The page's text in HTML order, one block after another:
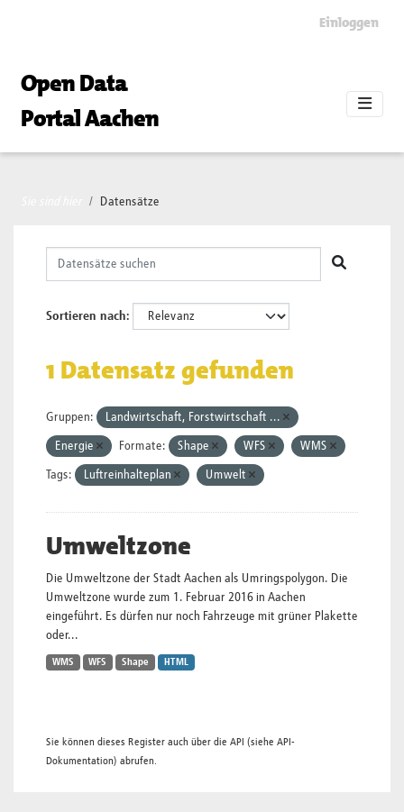
Einloggen
Open Data
Portal Aachen
Datensätze
Sortieren nach
1 Datensatz gefunden
Gruppen: Landwirtschaft, Forstwirtschaft ...
Energie Formate: Shape WFS WMS
Tags: Luftreinhalteplan Umwelt
Umweltzone
Die Umweltzone der Stadt Aachen als Umringspolygon. Die
Umweltzone wurde zum 1. Februar 2016 in Aachen
eingeführt. Es dürfen nur noch Fahrzeuge mit grüner Plakette
oder...
WMS WFS Shape HTML
Sie können dieses Register auch über die API (siehe API-
Dokumentation) abrufen.